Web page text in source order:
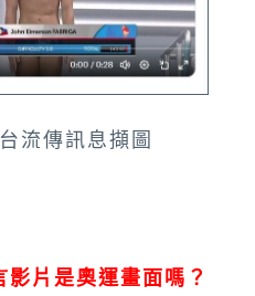
流傳訊息擷圖
影片是奧運畫面嗎？